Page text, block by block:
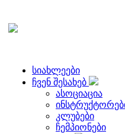
სიახლეები
ჩვენ შესახებ
ასოციაცია
კლუბები
ჩემპიონები